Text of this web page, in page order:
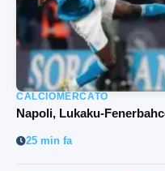
CALCIOMERCATO
Napoli, Lukaku-
25 min fa